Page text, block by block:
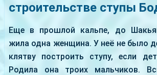
строительстве ступы
Еще в прошлой кальпе, до
жила одна женщина. У неё не было
клятву построить ступу, если
Родила она троих мальчиков.